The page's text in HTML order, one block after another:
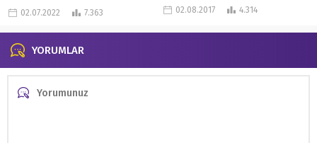
02.07.2022 7.363 02.08.2017 4.314
YORUMLAR